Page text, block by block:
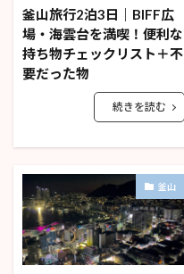
釜山旅行2泊3日｜BIFF広
場・海雲台を満喫！便利な
持ち物チェックリスト＋不
要だった物
続きを読む
釜山